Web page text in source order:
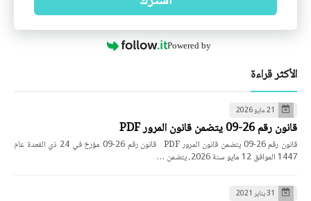
Powered by
الأكثر قراءة
21 مايو 2026
قانون رقم 26-09 يتضمن قانون المرور PDF
قانون رقم 26-09 يتضمن قانون المرور PDF قانون رقم 26-09 مؤرخ في 24 ذي القعدة عام
1447 الموافق 12 مايو سنة 2026، يتضمن …
31 يناير 2021